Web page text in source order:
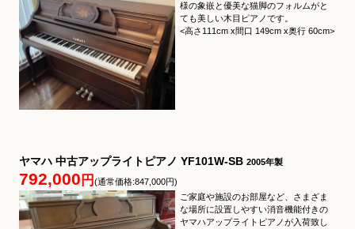
様の象嵌と優美な猫脚のフォルムがと
ても美しい木目ピアノです。
<高さ111cm x間口 149cm x奥行 60cm>
ヤマハ 中古アップライトピアノ YF101W-SB 2005年製
792,000 円 (通常価格:847,000円)
ご家庭や施設のお部屋など、さまざま
な場所に設置しやすい消音機能付きの
ヤマハアップライトピアノが入荷致し